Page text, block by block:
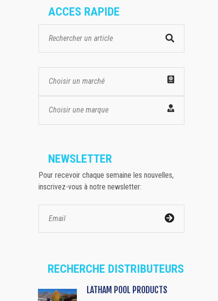
ACCES RAPIDE
Choisir un marché
Choisir une marque
NEWSLETTER
Pour recevoir chaque semaine les nouvelles,
inscrivez-vous à notre newsletter:
RECHERCHE DISTRIBUTEURS
LATHAM POOL PRODUCTS